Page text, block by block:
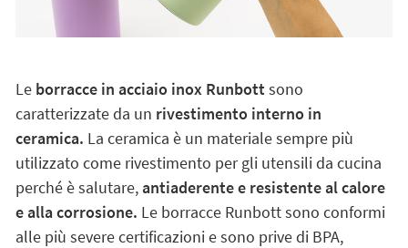
Leborracce in acciaio inox Runbottsono
caratterizzate da un rivestimento interno in
ceramica. La ceramica è un materiale sempre più
utilizzato come rivestimento per gli utensili da cucina
perché è salutare,antiaderente e resistente al calore
e alla corrosione. Le borracce Runbott sono conformi
alle più severe certificazioni e sono prive di BPA,